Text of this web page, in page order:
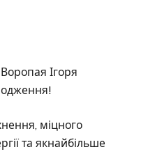
Ігоря
міцного
та якнайбільше